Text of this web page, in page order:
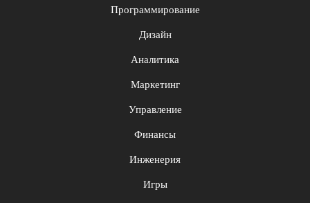
Программирование
Дизайн
Аналитика
Маркетинг
Управление
Финансы
Инженерия
Игры